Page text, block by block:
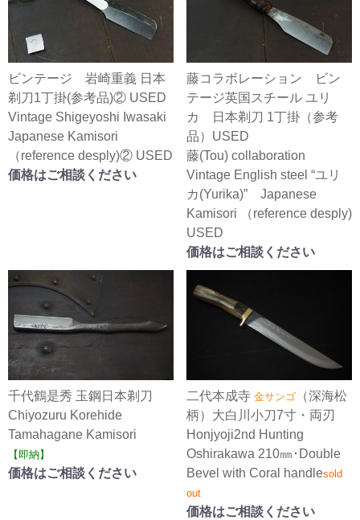
ビンテージ 岩崎重義 日本
剃刀1丁掛(参考品)② USED
Vintage Shigeyoshi Iwasaki
Japanese Kamisori
（reference desply)② USED
価格はご相談ください
藤コラボレーション ビン
テージ英国スチール ユリ
カ 日本剃刀 1丁掛（参考
品）USED
藤(Tou) collaboration
Vintage English steel “ユリ
カ(Yurika)” Japanese
Kamisori （reference desply)
USED
価格はご相談ください
千代鶴是秀 玉鋼日本剃刀
Chiyozuru Korehide
Tamahagane Kamisori
【即納】
価格はご相談ください
二代本成寺 金サンゴ （深海松
柄）大白川小刀7寸・両刃
Honjyoji2nd Hunting
Oshirakawa 210㎜･Double
Bevel with Coral handlesold
out
価格はご相談ください